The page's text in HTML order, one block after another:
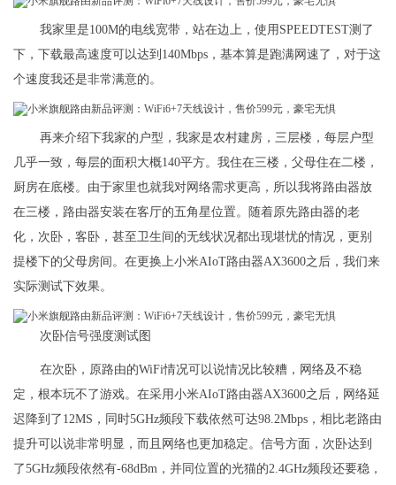
我家里是100M的电线宽带，站在边上，使用SPEEDTEST测了
下，下载最高速度可以达到140Mbps，基本算是跑满网速了，对于这
个速度我还是非常满意的。
再来介绍下我家的户型，我家是农村建房，三层楼，每层户型
几乎一致，每层的面积大概140平方。我住在三楼，父母住在二楼，
厨房在底楼。由于家里也就我对网络需求更高，所以我将路由器放
在三楼，路由器安装在客厅的五角星位置。随着原先路由器的老
化，次卧，客卧，甚至卫生间的无线状况都出现堪忧的情况，更别
提楼下的父母房间。在更换上小米AIoT路由器AX3600之后，我们来
实际测试下效果。
次卧信号强度测试图
在次卧，原路由的WiFi情况可以说情况比较糟，网络及不稳
定，根本玩不了游戏。在采用小米AIoT路由器AX3600之后，网络延
迟降到了12MS，同时5GHz频段下载依然可达98.2Mbps，相比老路由
提升可以说非常明显，而且网络也更加稳定。信号方面，次卧达到
了5GHz频段依然有-68dBm，并同位置的光猫的2.4GHz频段还要稳，